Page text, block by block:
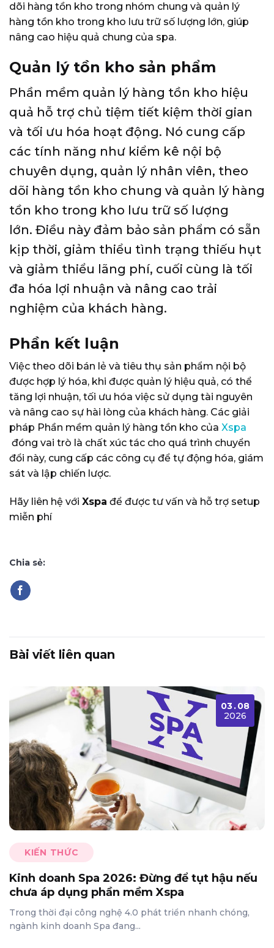
dõi hàng tồn kho trong nhóm chung và quản lý
hàng tồn kho trong kho lưu trữ số lượng lớn, giúp
nâng cao hiệu quả chung của spa.
Quản lý tồn kho sản phẩm
Phần mềm quản lý hàng tồn kho hiệu
quả hỗ trợ chủ tiệm tiết kiệm thời gian
và tối ưu hóa hoạt động. Nó cung cấp
các tính năng như kiểm kê nội bộ
chuyên dụng, quản lý nhân viên, theo
dõi hàng tồn kho chung và quản lý hàng
tồn kho trong kho lưu trữ số lượng
lớn. Điều này đảm bảo sản phẩm có sẵn
kịp thời, giảm thiểu tình trạng thiếu hụt
và giảm thiểu lãng phí, cuối cùng là tối
đa hóa lợi nhuận và nâng cao trải
nghiệm của khách hàng.
Phần kết luận
Việc theo dõi bán lẻ và tiêu thụ sản phẩm nội bộ
được hợp lý hóa, khi được quản lý hiệu quả, có thể
tăng lợi nhuận, tối ưu hóa việc sử dụng tài nguyên
và nâng cao sự hài lòng của khách hàng. Các giải
pháp Phần mềm quản lý hàng tồn kho của Xspa
đóng vai trò là chất xúc tác cho quá trình chuyển
đổi này, cung cấp các công cụ để tự động hóa, giám
sát và lập chiến lược.
Hãy liên hệ với Xspa để được tư vấn và hỗ trợ setup
miễn phí
Chia sẻ:
Bài viết liên quan
KIẾN THỨC
Kinh doanh Spa 2026: Đừng để tụt hậu nếu
chưa áp dụng phần mềm Xspa
Trong thời đại công nghệ 4.0 phát triển nhanh chóng,
ngành kinh doanh Spa đang...
03.08
2026